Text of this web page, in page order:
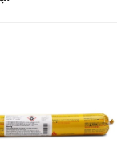
có thể sử dụng
ứng dụng khác